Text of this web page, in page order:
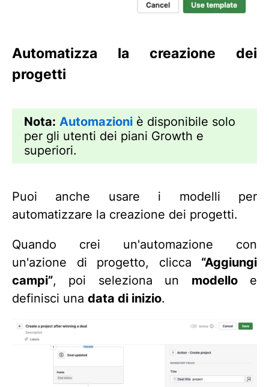
Automatizza la creazione dei
progetti
Nota: Automazioni è disponibile solo
per gli utenti dei piani Growth e
superiori.
Puoi anche usare i modelli per
automatizzare la creazione dei progetti.
Quando crei un'automazione con
un'azione di progetto, clicca “Aggiungi
campi”, poi seleziona un modelloe
definisci una data di inizio.